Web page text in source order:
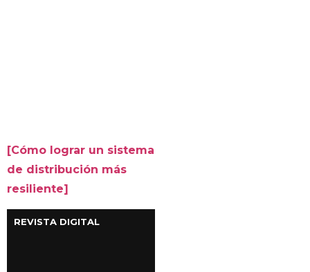
[Cómo lograr un sistema
de distribución más
resiliente]
REVISTA DIGITAL